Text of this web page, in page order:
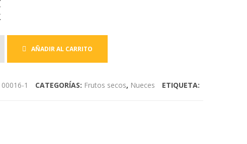
AÑADIR AL CARRITO
00016-1 CATEGORÍAS: Frutos secos, Nueces
ETIQUETA: